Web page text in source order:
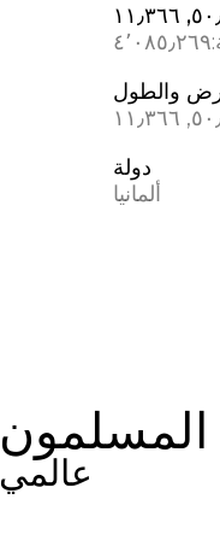
٤٬٠٨٥٫٢٦٩
والطول
دولة
ألمانيا
المسلمون
عالمي